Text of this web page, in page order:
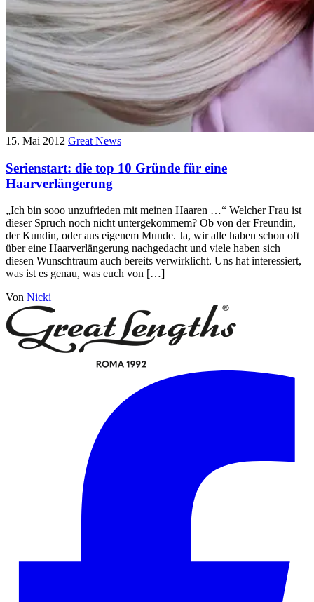
15. Mai 2012 Great News
Serienstart: die top 10 Gründe für eine
Haarverlängerung
„Ich bin sooo unzufrieden mit meinen Haaren …“ Welcher Frau ist
dieser Spruch noch nicht untergekommem? Ob von der Freundin,
der Kundin, oder aus eigenem Munde. Ja, wir alle haben schon oft
über eine Haarverlängerung nachgedacht und viele haben sich
diesen Wunschtraum auch bereits verwirklicht. Uns hat interessiert,
was ist es genau, was euch von […]
Von Nicki